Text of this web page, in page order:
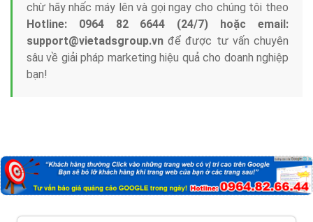
chừ hãy nhấc máy lên và gọi ngay cho chúng tôi theo
Hotline: 0964 82 6644 (24/7) hoặc email:
support@vietadsgroup.vn để được tư vấn chuyên
sâu về giải pháp marketing hiệu quả cho doanh nghiệp
bạn!